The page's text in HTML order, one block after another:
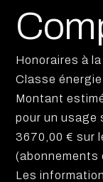
Honoraires à
Classe
Montant
pour un usage
3670,00 € sur
(abonnements
Les